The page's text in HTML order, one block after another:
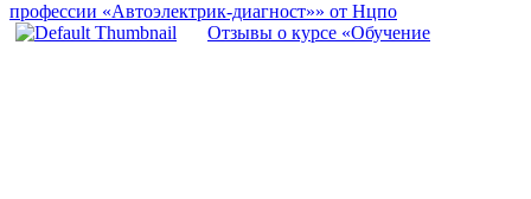
профессии «Автоэлектрик-диагност»» от Нцпо
Отзывы о курсе «Обучение